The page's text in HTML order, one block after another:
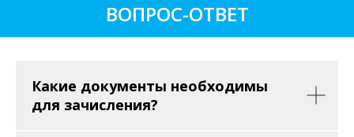
ВОПРОС-ОТВЕТ
Какие документы необходимы
для зачисления?